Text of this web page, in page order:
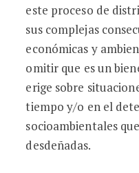
este proceso de
sus complejas
económicas y
omitir que es un
erige sobre
tiempo y/o en el
socioambientales
desdeñadas.